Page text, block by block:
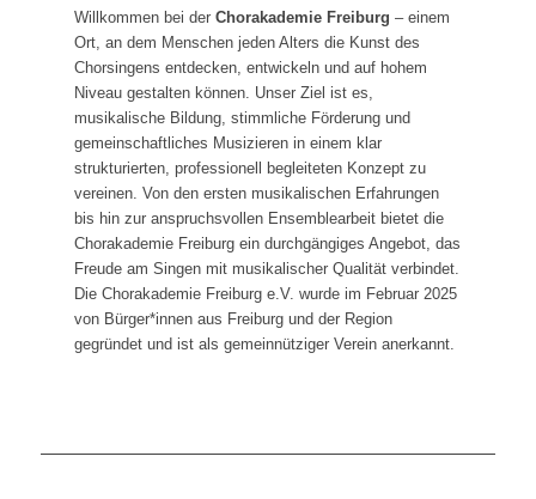
Willkommen bei derChorakademie Freiburg – einem
Ort, an dem Menschen jeden Alters die Kunst des
Chorsingens entdecken, entwickeln und auf hohem
Niveau gestalten können. Unser Ziel ist es,
musikalische Bildung, stimmliche Förderung und
gemeinschaftliches Musizieren in einem klar
strukturierten, professionell begleiteten Konzept zu
vereinen. Von den ersten musikalischen Erfahrungen
bis hin zur anspruchsvollen Ensemblearbeit bietet die
Chorakademie Freiburg ein durchgängiges Angebot, das
Freude am Singen mit musikalischer Qualität verbindet.
Die Chorakademie Freiburg e.V. wurde im Februar 2025
von Bürger*innen aus Freiburg und der Region
gegründet und ist als gemeinnütziger Verein anerkannt.